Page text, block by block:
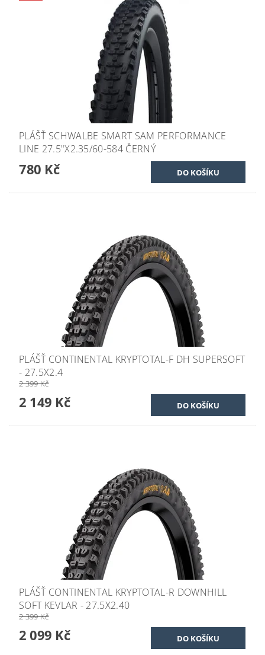
PLÁŠŤ SCHWALBE SMART SAM PERFORMANCE
LINE 27.5"X2.35/60-584 ČERNÝ
780 Kč
PLÁŠŤ CONTINENTAL KRYPTOTAL-F DH SUPERSOFT
- 27.5X2.4
2 399 Kč
2 149 Kč
PLÁŠŤ CONTINENTAL KRYPTOTAL-R DOWNHILL
SOFT KEVLAR - 27.5X2.40
2 399 Kč
2 099 Kč